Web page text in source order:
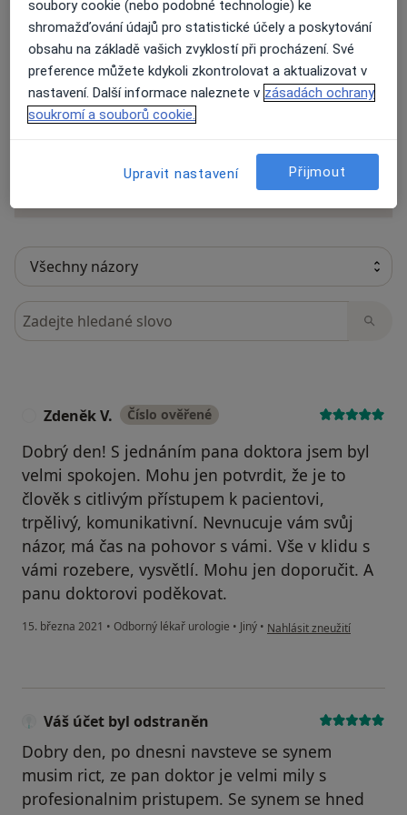
15 názorů
Recenze pacientů jsou pro nás důležité.
odstranění nebo změnu recenze pacienta.
Další informace.Další informace o názorech
Hledejte v názorech
Zdeněk V. Číslo ověřené
Dobrý den! S jednáním pana doktora jsem byl
velmi spokojen. Mohu jen potvrdit, že je to
člověk s citlivým přístupem k pacientovi,
trpělivý, komunikativní. Nevnucuje vám svůj
názor, má čas na pohovor s vámi. Vše v klidu s
vámi rozebere, vysvětlí. Mohu jen doporučit. A
panu doktorovi poděkovat.
15. března 2021 • Odborný lékař urologie • Jiný • podle názoru uživatele
Nahlásit zneužití
Váš účet byl odstraněn
Dobry den, po dnesni navsteve se synem
musim rict, ze pan doktor je velmi mily s
profesionalnim pristupem. Se synem se hned
soubory cookie (nebo podobné technologie) ke
shromažďování údajů pro statistické účely a poskytování
obsahu na základě vašich zvyklostí při procházení. Své
preference můžete kdykoli zkontrolovat a aktualizovat v
nastavení. Další informace naleznete v zásadách ochrany
soukromí a souborů cookie.
Upravit nastavení Přijmout